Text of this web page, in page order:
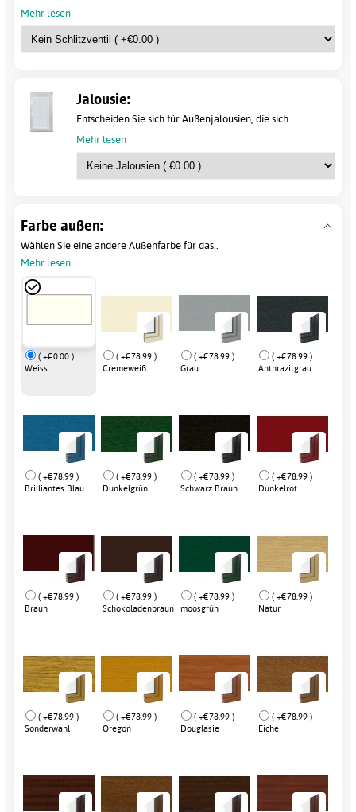
Mehr lesen
Jalousie:
Entscheiden Sie sich für Außenjalousien, die sich..
Mehr lesen
Farbe außen:
Wählen Sie eine andere Außenfarbe für das..
Mehr lesen
( +€0.00 )
Weiss
( +€78.99 )
Cremeweiß
( +€78.99 )
Grau
( +€78.99 )
Anthrazitgrau
( +€78.99 )
Brilliantes Blau
( +€78.99 )
Dunkelgrün
( +€78.99 )
Schwarz Braun
( +€78.99 )
Dunkelrot
( +€78.99 )
Braun
( +€78.99 )
Schokoladenbraun
( +€78.99 )
moosgrün
( +€78.99 )
Natur
( +€78.99 )
Sonderwahl
( +€78.99 )
Oregon
( +€78.99 )
Douglasie
( +€78.99 )
Eiche